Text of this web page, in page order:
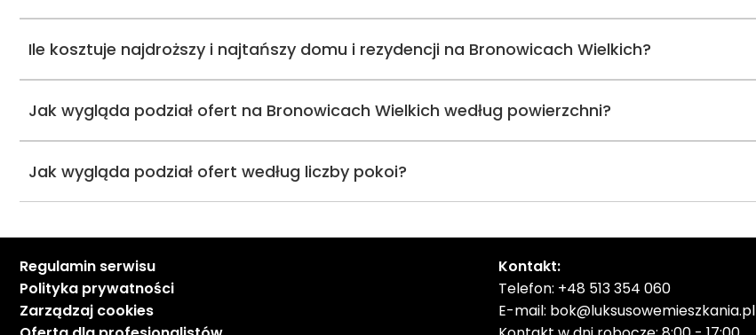
Ile kosztuje najdroższy i najtańszy domu i rezydencji na Bronowicach Wielkich?
Jak wygląda podział ofert na Bronowicach Wielkich według powierzchni?
Jak wygląda podział ofert według liczby pokoi?
Regulamin serwisu
Polityka prywatności
Zarządzaj cookies
Kontakt:
Telefon: +48 513 354 060
E-mail: bok@luksusowemieszkania.pl